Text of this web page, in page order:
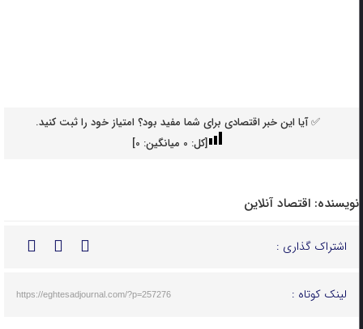
✅ آیا این خبر اقتصادی برای شما مفید بود؟ امتیاز خود را ثبت کنید.
[کل: 0میانگین: 0
]
نویسنده: اقتصاد آنلاین
اشتراک گذاری :
لینک کوتاه : https://eghtesadjournal.com/?p=257276